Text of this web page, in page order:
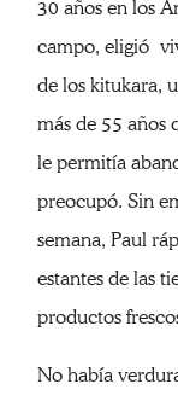
30 años en los
campo, eligió
de los kitukara,
más de 55
le permitía
preocupó. Sin
semana, Paul
estantes de las
productos
No había